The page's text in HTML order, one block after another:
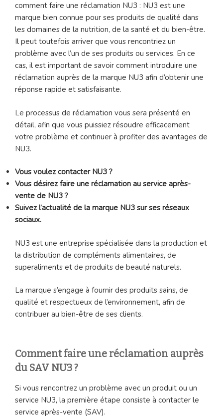
comment faire une réclamation NU3 : NU3 est une
marque bien connue pour ses produits de qualité dans
les domaines de la nutrition, de la santé et du bien-être.
Il peut toutefois arriver que vous rencontriez un
problème avec l’un de ses produits ou services. En ce
cas, il est important de savoir comment introduire une
réclamation auprès de la marque NU3 afin d’obtenir une
réponse rapide et satisfaisante.
Le processus de réclamation vous sera présenté en
détail, afin que vous puissiez résoudre efficacement
votre problème et continuer à profiter des avantages de
NU3.
Vous voulez contacter NU3 ?
Vous désirez faire une réclamation au service après-
vente de NU3 ?
Suivez l’actualité de la marque NU3 sur ses réseaux
sociaux.
NU3 est une entreprise spécialisée dans la production et
la distribution de compléments alimentaires, de
superaliments et de produits de beauté naturels.
La marque s’engage à fournir des produits sains, de
qualité et respectueux de l’environnement, afin de
contribuer au bien-être de ses clients.
Comment faire une réclamation auprès
du SAV NU3 ?
Si vous rencontrez un problème avec un produit ou un
service NU3, la première étape consiste à contacter le
service après-vente (SAV).